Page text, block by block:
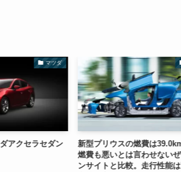
マツダ
クセラセダン
新型プリウスの燃費は
燃費も悪いとは言わせないぜ
ンサイトと比較。走行性能は